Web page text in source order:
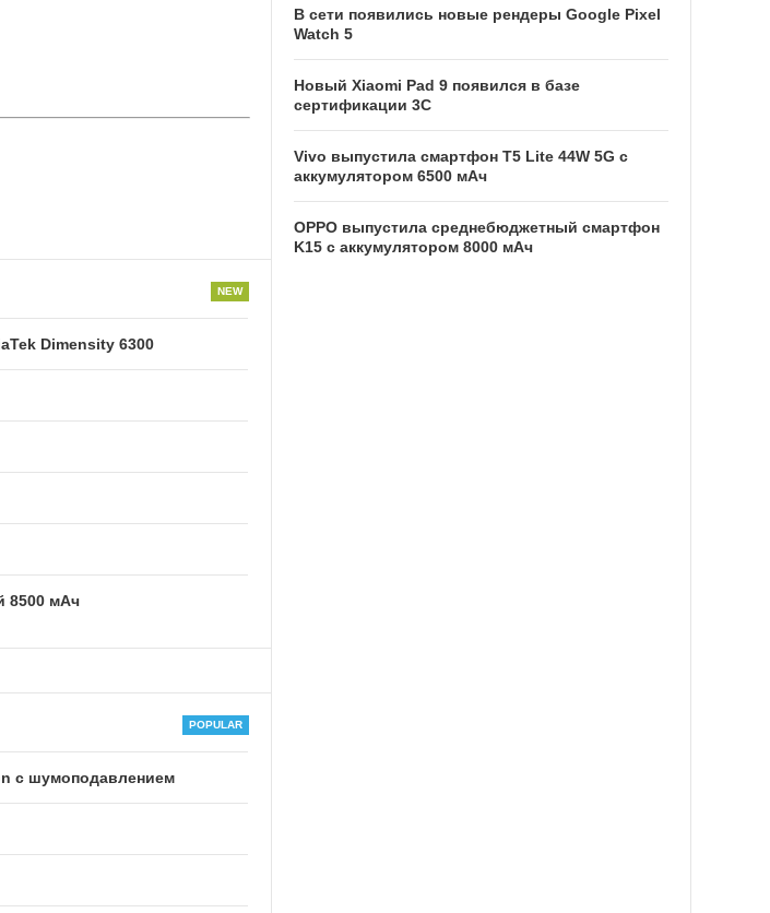
Dimensity 6300
8500 мАч
с шумоподавлением
В сети появились новые рендеры Google Pixel
Watch 5
Новый Xiaomi Pad 9 появился в базе
сертификации 3C
Vivo выпустила смартфон T5 Lite 44W 5G с
аккумулятором 6500 мАч
OPPO выпустила среднебюджетный смартфон
K15 с аккумулятором 8000 мАч